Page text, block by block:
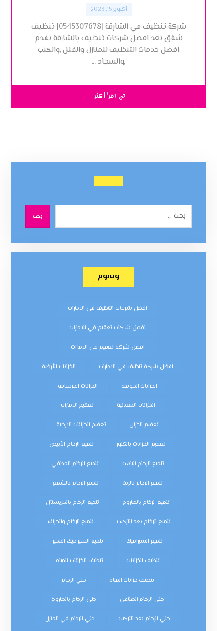
أكتوبر 15, 2023
شركة تنظيف في الشارقة |0545307678| تنظيف
شقق نعد افضل شركات تنظيف بالشارقة نقدم
افضل خدمات التنظيف للمنازل والفلل ,والكنب
,والسجاد ...
اقرأ أكثر
بحث
وسوم
افضل شركات التنظيف في الامارات
افضل شركات تعقيم في الامارات
افضل شركة تعقيم في الامارات
افضل شركة تنظيف في الامارات الخزانات الأرضية
الخزانات الجوفية الخزانات الخرسانية
الخزانات المعدنية تعقيم الامارات
تعقيم الخزان تعقيم الخزانات الارضية
تعقيم الخزانات بالكلور تلميع الرخام الأبيض
تلميع الرخام الباهت تلميع الرخام المطفي
تلميع الرخام بالزيت تلميع الرخام بالشمع
تلميع الرخام بالصاروخ تلميع الرخام بالكريستال
تلميع الرخام بعد التركيب تلميع الرخام والجرانيت
تلميع السيراميك تلميع السيراميك المجير
تنظيف الخزانات تنظيف الخزانات المياه
تنظيف خزانات المياه جلي الرخام
جلي الرخام الصناعي جلي الرخام بالصاروخ
جلي الرخام بعد التركيب جلي الرخام في المنزل